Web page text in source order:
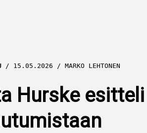
15.05.2026 MARKO LEHTONEN
Hurske